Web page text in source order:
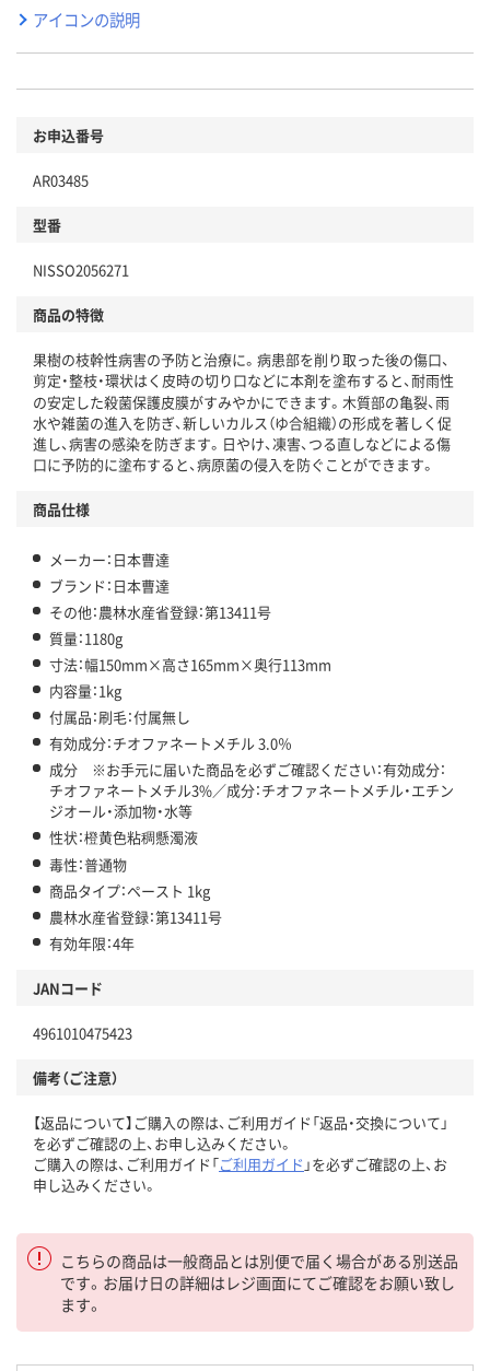
アイコンの説明
お申込番号
AR03485
型番
NISSO2056271
商品の特徴
果樹の枝幹性病害の予防と治療に。病患部を削り取った後の傷口、
剪定・整枝・環状はく皮時の切り口などに本剤を塗布すると、耐雨性
の安定した殺菌保護皮膜がすみやかにできます。木質部の亀裂、雨
水や雑菌の進入を防ぎ、新しいカルス（ゆ合組織）の形成を著しく促
進し、病害の感染を防ぎます。日やけ、凍害、つる直しなどによる傷
口に予防的に塗布すると、病原菌の侵入を防ぐことができます。
商品仕様
メーカー：日本曹達
ブランド：日本曹達
その他：農林水産省登録：第13411号
質量：1180g
寸法：幅150mm×高さ165mm×奥行113mm
内容量：1kg
付属品：刷毛：付属無し
有効成分：チオファネートメチル 3.0％
成分 ※お手元に届いた商品を必ずご確認ください：有効成分：
チオファネートメチル3%／成分：チオファネートメチル・エチン
ジオール・添加物・水等
性状：橙黄色粘稠懸濁液
毒性：普通物
商品タイプ：ペースト 1kg
農林水産省登録：第13411号
有効年限：4年
JANコード
4961010475423
備考（ご注意）
【返品について】ご購入の際は、ご利用ガイド「返品・交換について」
を必ずご確認の上、お申し込みください。
ご購入の際は、ご利用ガイド「ご利用ガイド 」を必ずご確認の上、お
申し込みください。
こちらの商品は一般商品とは別便で届く場合がある別送品
です。お届け日の詳細はレジ画面にてご確認をお願い致し
ます。